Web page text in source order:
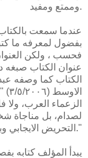
وممتع ومفيد.
عندما سمعت
بفضول لمعرفه ما
فحسب ، ولكن
عنوان الكتاب صبغه
الكتاب كما وصفه
الزعماء العرب، ولا
لصدام، بل مناجاة
التحريض الايجابي وبيع الأمل."
يبدأ المؤلف كتابه